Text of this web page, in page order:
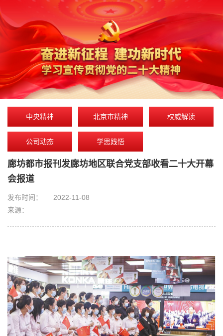
中央精神 北京市精神 权威解读
公司动态 学思践悟
廊坊都市报刊发廊坊地区联合党支部收看二十大开幕
会报道
发布时间：
2022-11-08
来源：